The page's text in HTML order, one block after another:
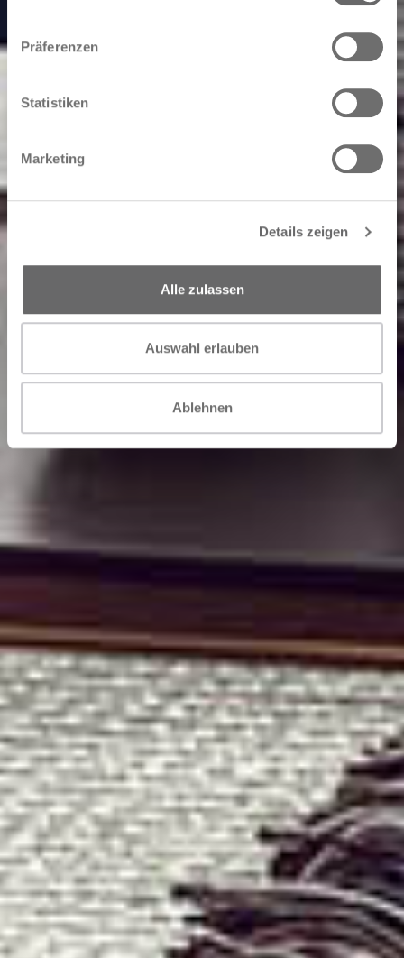
Präferenzen
Statistiken
Marketing
Details zeigen
Alle zulassen
Auswahl erlauben
Ablehnen